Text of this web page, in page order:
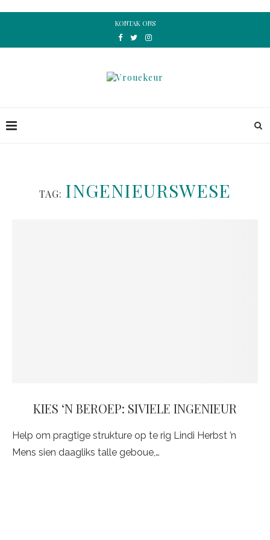
KONTAK ONS
TAG: INGENIEURSWESE
KIES ‘N BEROEP: SIVIELE INGENIEUR
Help om pragtige strukture op te rig Lindi Herbst ’n
Mens sien daagliks talle geboue,…